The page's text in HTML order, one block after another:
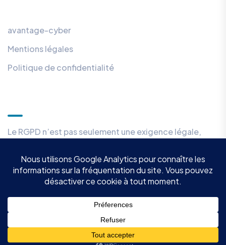
avantage-cyber
Mentions légales
Politique de confidentialité
Le RGPD n’est pas seulement une exigence légale,
Nous vous accompagnons dans votre démarche de
conformité.
Copyright ©A& V 2023. All Rights Reserved